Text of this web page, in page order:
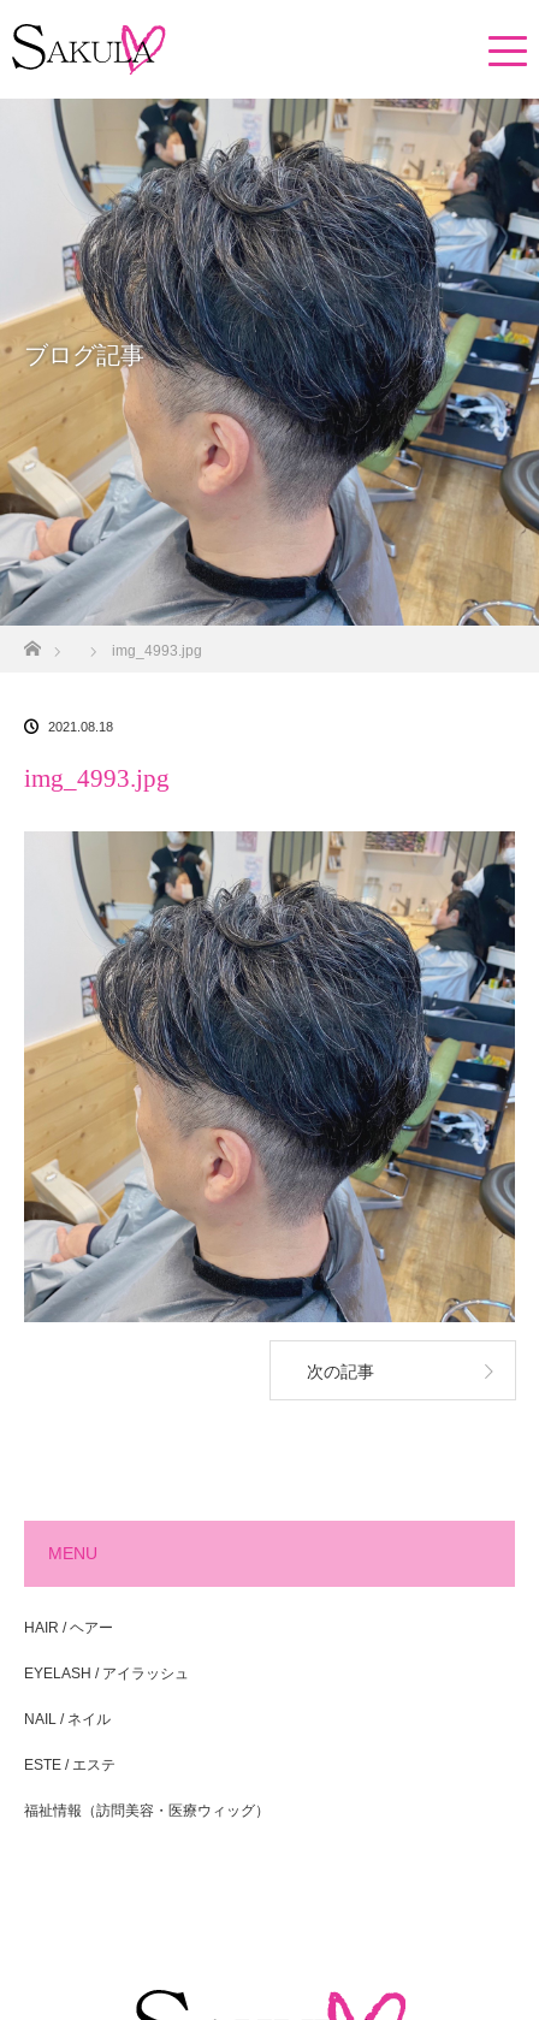
ブログ記事
img_4993.jpg
2021.08.18
img_4993.jpg
次の記事
MENU
HAIR / ヘアー
EYELASH / アイラッシュ
NAIL / ネイル
ESTE / エステ
福祉情報（訪問美容・医療ウィッグ）